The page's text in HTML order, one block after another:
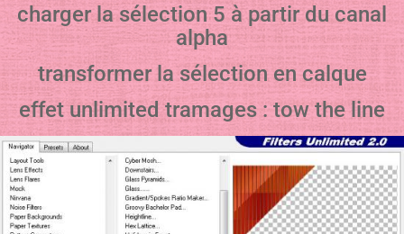
charger la sélection 5 à partir du canal
alpha
transformer la sélection en calque
effet unlimited tramages : tow the line